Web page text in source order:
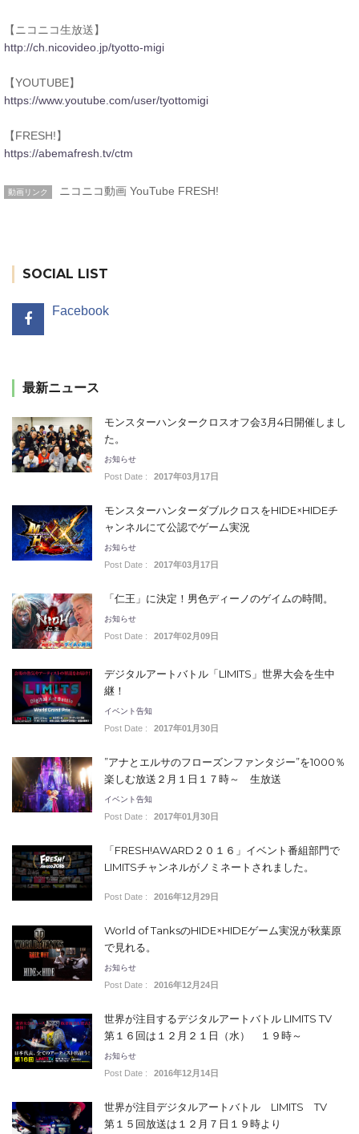
【ニコニコ生放送】
http://ch.nicovideo.jp/tyotto-migi
【YOUTUBE】
https://www.youtube.com/user/tyottomigi
【FRESH!】
https://abemafresh.tv/ctm
動画リンク ニコニコ動画 YouTube FRESH!
SOCIAL LIST
Facebook
最新ニュース
モンスターハンタークロスオフ会3月4日開催しまし
た。
お知らせ
Post Date : 2017年03月17日
モンスターハンターダブルクロスをHIDE×HIDEチ
ャンネルにて公認でゲーム実況
お知らせ
Post Date : 2017年03月17日
「仁王」に決定！男色ディーノのゲイムの時間。
お知らせ
Post Date : 2017年02月09日
デジタルアートバトル「LIMITS」世界大会を生中
継！
イベント告知
Post Date : 2017年01月30日
”アナとエルサのフローズンファンタジー”を1000％
楽しむ放送２月１日１７時～ 生放送
イベント告知
Post Date : 2017年01月30日
「FRESH!AWARD２０１６」イベント番組部門で
LIMITSチャンネルがノミネートされました。
Post Date : 2016年12月29日
World of TanksのHIDE×HIDEゲーム実況が秋葉原
で見れる。
お知らせ
Post Date : 2016年12月24日
世界が注目するデジタルアートバトル LIMITS TV
第１６回は１２月２１日（水） １９時～
お知らせ
Post Date : 2016年12月14日
世界が注目デジタルアートバトル LIMITS TV
第１５回放送は１２月７日１９時より